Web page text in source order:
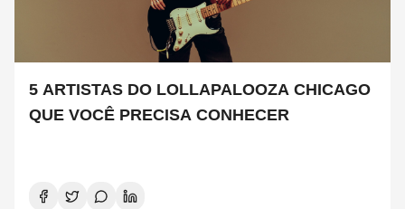
5 ARTISTAS DO LOLLAPALOOZA CHICAGO
QUE VOCÊ PRECISA CONHECER